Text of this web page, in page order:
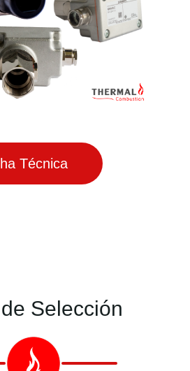
Técnica
Selección